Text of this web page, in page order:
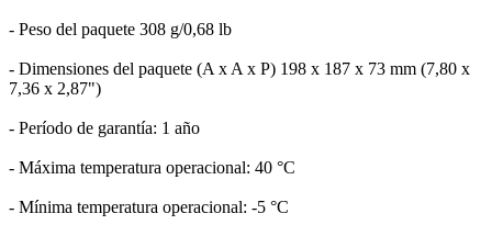
- Peso del paquete 308 g/0,68 lb
- Dimensiones del paquete (A x A x P) 198 x 187 x 73 mm (7,80 x
7,36 x 2,87")
- Período de garantía: 1 año
- Máxima temperatura operacional: 40 °C
- Mínima temperatura operacional: -5 °C